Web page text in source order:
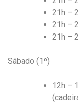
21h –
21h –
21h –
Sábado (1º)
12h –